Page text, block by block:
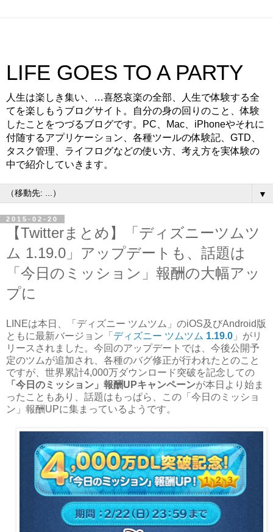
LIFE GOES TO A PARTY
人生は楽しき集い、…喜怒哀楽の全部、人生で体験する全
てを楽しもうブログサイト。自分の身の回りのこと、体験
したことをつづるブログです。PC、Mac、iPhoneやそれに
付随するアプリケーション、各種ツールの体験記、GTD、
タスク管理、ライフログなどの使い方、考え方を実体験の
中で紹介していきます。
▼
2015-02-20
【Twitterまとめ】「ディズニーツムツ
ム 1.19.0」アップデートも、話題は
「今日のミッション」報酬の大幅アッ
プに
LINEは本日、「ディズニー ツムツム」のiOS及びAndroid版
ともに最新バージョン「 ディズニー ツムツム 1.19.0 」がリ
リースされました。今回のアップデートでは、今後公開予
定のツムが追加され、各種のバグ修正が行われたとのこと
ですが、世界累計4,000万ダウンロード突破を記念しての
「今日のミッション」報酬UPキャンペーンが本日より始ま
ったこともあり、話題はもっぱら、この「今日のミッショ
ン」報酬UPに集まっているようです。